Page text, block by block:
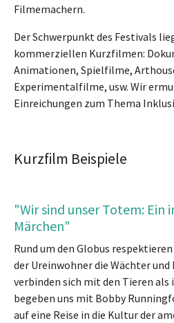
Filmemachern.
Der Schwerpunkt des Festivals
kommerziellen Kurzfilmen:
Animationen, Spielfilme,
Experimentalfilme, usw. Wir
Einreichungen zum Thema
Kurzfilm Beispiele
"Wir sind unser Totem: Ein
Märchen"
Rund um den Globus
der Ureinwohner die Wächter
verbinden sich mit den Tieren als
begeben uns mit Bobby
auf eine Reise in die Kultur der